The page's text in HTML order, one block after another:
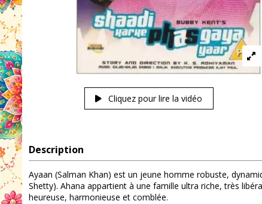
Cliquez pour lire la vidéo
Description
Ayaan (Salman Khan) est un jeune homme robuste,
Shetty). Ahana appartient à une famille ultra riche, très
heureuse, harmonieuse et comblée.